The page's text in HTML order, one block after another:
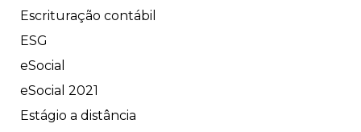
Escrituração contábil
ESG
eSocial
eSocial 2021
Estágio a distância